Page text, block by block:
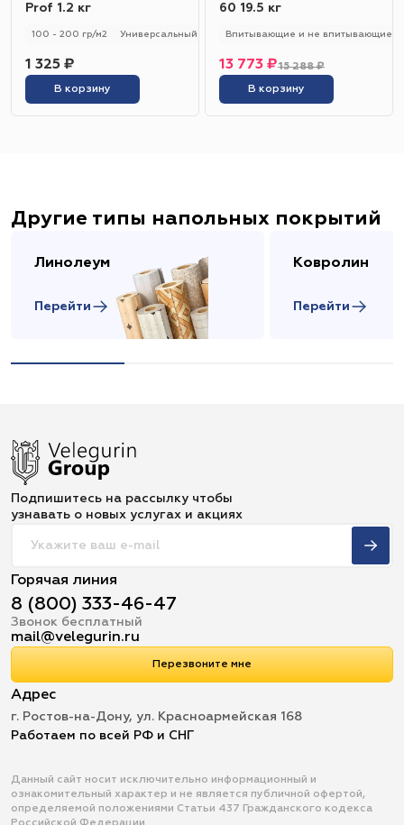
Prof 1.2 кг
100 - 200 гр/м2 Универсальный
1 325 ₽
В корзину
60 19.5 кг
Впитывающие и не впитывающие
15 288 ₽
13 773 ₽
В корзину
Другие типы напольных покрытий
Линолеум
Перейти
Ковролин
Перейти
Подпишитесь на рассылку чтобы
узнавать о новых услугах и акциях
Горячая линия
8 (800) 333-46-47
Звонок бесплатный
mail@velegurin.ru
Перезвоните мне
Адрес
г. Ростов-на-Дону, ул. Красноармейская 168
Работаем по всей РФ и СНГ
Данный сайт носит исключительно информационный и
ознакомительный характер и не является публичной офертой,
определяемой положениями Статьи 437 Гражданского кодекса